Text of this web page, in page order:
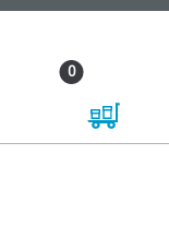
0